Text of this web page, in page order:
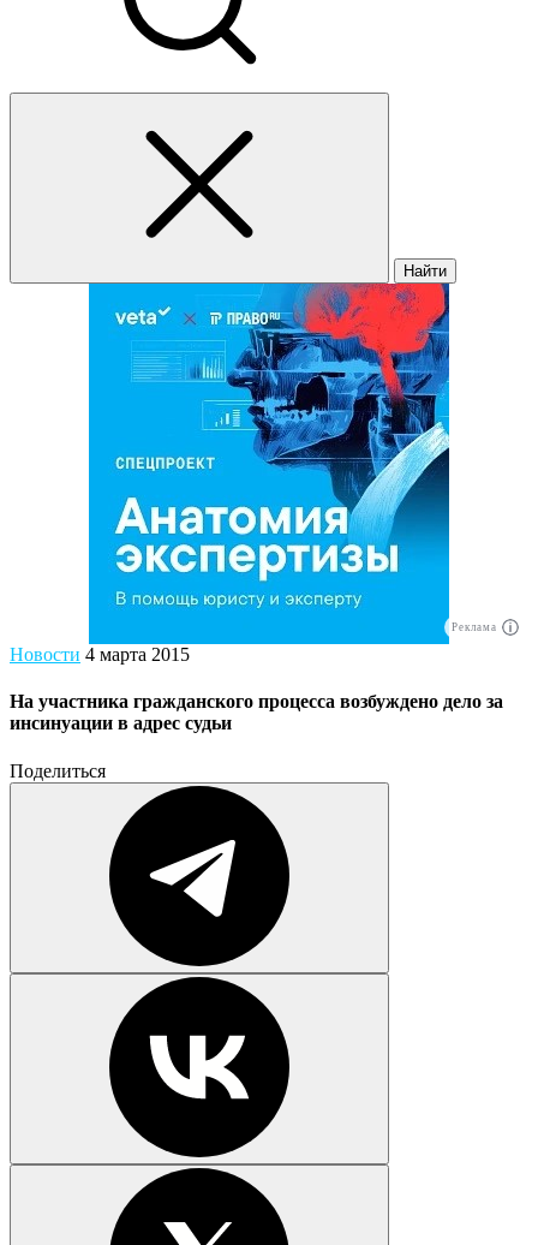
Найти
Реклама
Новости 4 марта 2015
На участника гражданского процесса возбуждено дело за
инсинуации в адрес судьи
Поделиться